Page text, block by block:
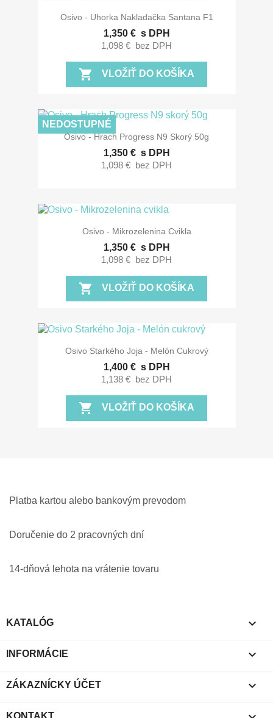
Osivo - Uhorka Nakladačka Santana F1
1,350 € s DPH
1,098 € bez DPH
shopping_cart VLOŽIŤ DO KOŠÍKA
Osivo - Hrach Progress N9 Skorý 50g
1,350 € s DPH
1,098 € bez DPH
NEDOSTUPNÉ
Osivo - Mikrozelenina Cvikla
1,350 € s DPH
1,098 € bez DPH
shopping_cart VLOŽIŤ DO KOŠÍKA
Osivo Starkého Joja - Melón Cukrový
1,400 € s DPH
1,138 € bez DPH
shopping_cart VLOŽIŤ DO KOŠÍKA
Platba kartou alebo bankovým prevodom
Doručenie do 2 pracovných dní
14-dňová lehota na vrátenie tovaru
KATALÓG 
INFORMÁCIE 
ZÁKAZNÍCKY ÚČET 